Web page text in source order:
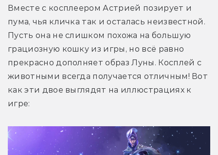
Вместе с косплеером Аcтрией позирует и
пума, чья кличка так и осталась неизвестной.
Пусть она не слишком похожа на большую
грациозную кошку из игры, но всё равно
прекрасно дополняет образ Луны. Косплей с
животными всегда получается отличным! Вот
как эти двое выглядят на иллюстрациях к
игре: